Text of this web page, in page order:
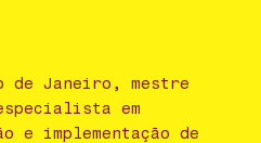
Janeiro, mestre
em
e implementação de